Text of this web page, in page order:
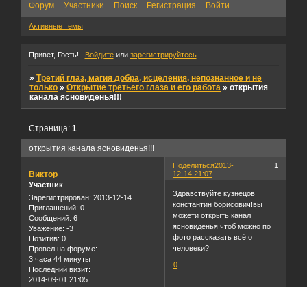
Форум Участники Поиск Регистрация Войти
Активные темы
Привет, Гость! Войдитеили зарегистрируйтесь.
»Третий глаз, магия добра, исцеления, непознанное и не
только »Открытие третьего глаза и его работа »открытия
канала ясновиденья!!!
открытия канала ясновиденья!!!
Страница:1
Поделиться 1
2013-
12-14 21:07
Виктор
Участник
Зарегистрирован: 2013-12-14
Приглашений: 0
Сообщений: 6
Уважение: -3
Позитив: 0
Провел на форуме:
3 часа 44 минуты
Последний визит:
2014-09-01 21:05
Здравствуйте кузнецов
константин борисович!вы
можети открыть канал
ясновиденья чтоб можно по
фото рассказать всё о
человеки?
0